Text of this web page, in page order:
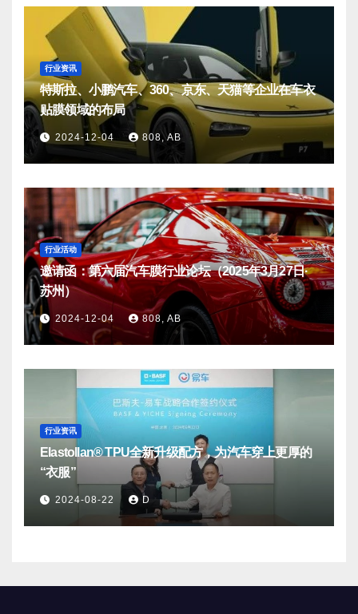
行业资讯
特斯拉、小鹏汽车、360、京东、天猫等企业在车衣
贴膜领域的布局
2024-12-04 808, AB
行业活动
邀请函：第六届汽车膜行业论坛（2025年3月27日·
苏州）
2024-12-04 808, AB
行业资讯
Elastollan® TPU全新升级配方，为汽车穿上更厚的
“衣服”
2024-08-22 D